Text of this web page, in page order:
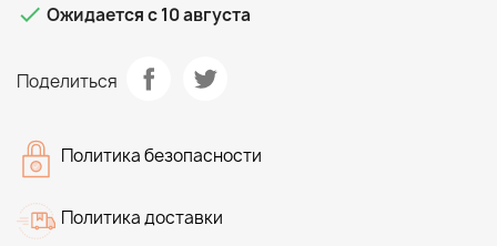
 Ожидается с 10 августа
Поделиться
Политика безопасности
Политика доставки